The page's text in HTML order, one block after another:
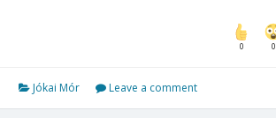
0 0
Jókai Mór Leave a comment